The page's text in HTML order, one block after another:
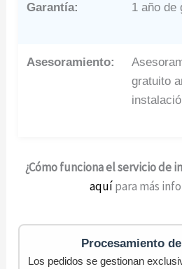
Garantía: 1 año de
Asesoramiento:
gratuito
¿Cómo funciona el servicio de
aquípara más
Procesamiento
Los pedidos se gestionan